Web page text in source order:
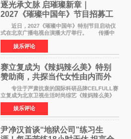
逐光承文脉 启璀璨新章｜
2027《璀璨中国年》节目招募工
作圆满启动
近日，2027《璀璨中国年》特别节目启动仪
式在北京广播电视台演播大厅举行。 传播中
华优秀传统文化，弘扬纯正国风艺术，打造高规
格、高质感、正能量的文艺盛典，是璀璨中国年
矢志不渝的初心
娱乐评论
赛立复成为《辣妈辣么美》特别
赞助商，共探当代女性由内而外
活力美
专注于严肃抗衰的国际科研品牌CELFULL赛
立复成为北京卫视生活时尚综艺《辣妈辣么美》
的特别赞助商,明星辣妈袁咏仪倾情参与，向广大
都市女性传递健康生活新主张，寄语当代女性在
家庭与自我之间
娱乐评论
尹净汉首谈“地狱公司”练习生